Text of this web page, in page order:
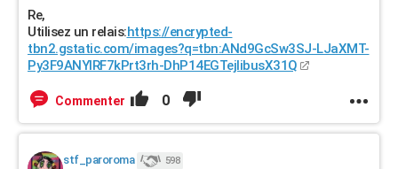
Re,
Utilisez un relais:https://encrypted-
tbn2.gstatic.com/images?q=tbn:ANd9GcSw3SJ-LJaXMT-
Py3F9ANYlRF7kPrt3rh-DhP14EGTejlibusX31Q
Commenter 0
stf_paroroma 598